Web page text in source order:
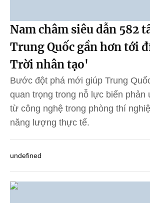
Nam châm siêu dẫn 582
Trung Quốc gần hơn tới
Trời nhân tạo'
Bước đột phá mới giúp Trung
quan trọng trong nỗ lực biến phản
từ công nghệ trong phòng thí
năng lượng thực tế.
undefined